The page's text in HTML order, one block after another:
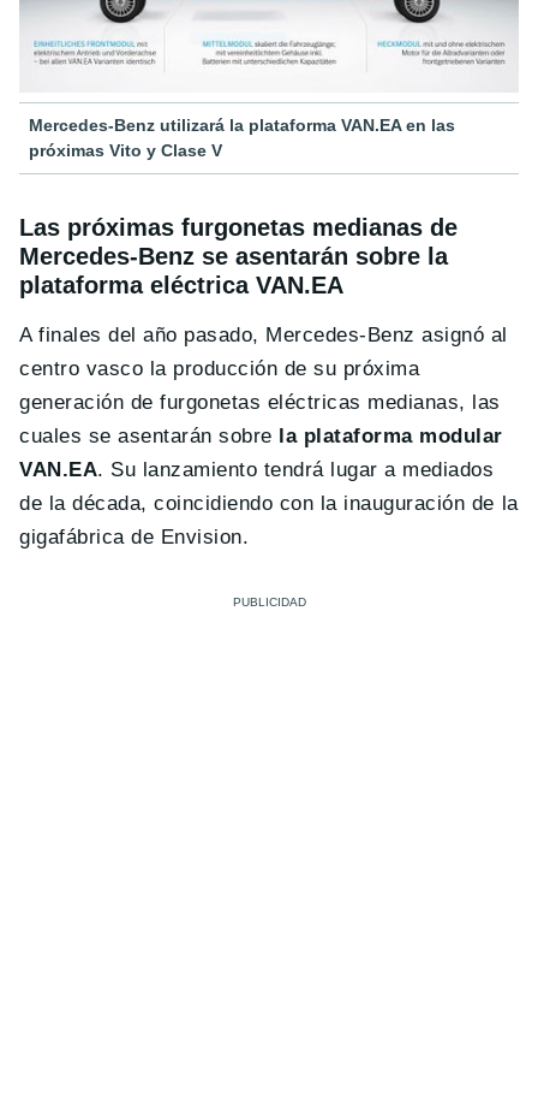
Mercedes-Benz utilizará la plataforma VAN.EA en las
próximas Vito y Clase V
Las próximas furgonetas medianas de
Mercedes-Benz se asentarán sobre la
plataforma eléctrica VAN.EA
A finales del año pasado, Mercedes-Benz asignó al
centro vasco la producción de su próxima
generación de furgonetas eléctricas medianas, las
cuales se asentarán sobre la plataforma modular
VAN.EA. Su lanzamiento tendrá lugar a mediados
de la década, coincidiendo con la inauguración de la
gigafábrica de Envision.